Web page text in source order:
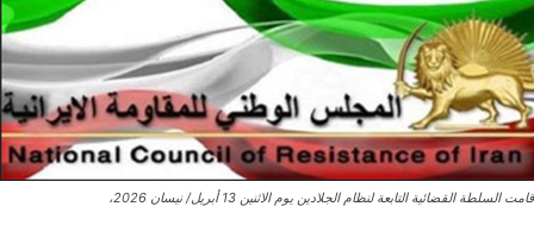
قامت السلطة القضائية التابعة لنظام الجلادين يوم الاثنين 13 أبريل/ نيسان 2026،